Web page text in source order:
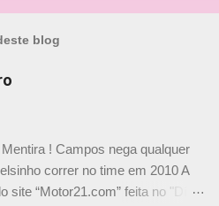
blog
! Campos nega qualquer
correr no time em 2010 A
site “Motor21.com” feita no "Día